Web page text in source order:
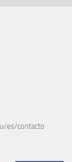
es/contacto